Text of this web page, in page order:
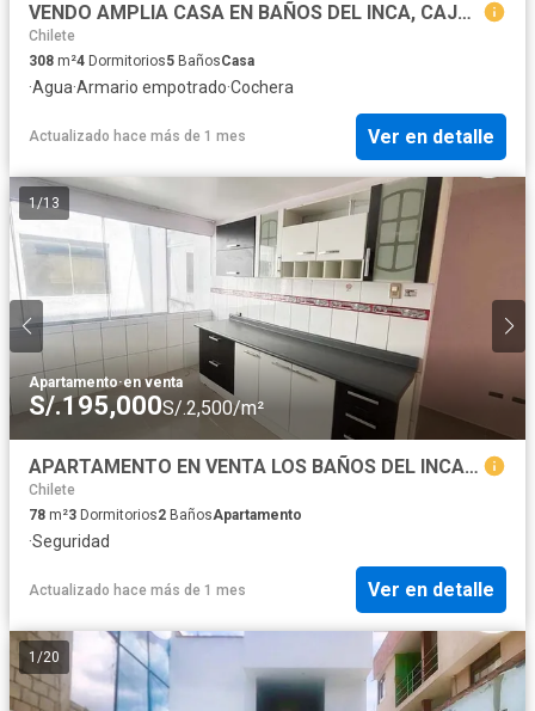
VENDO AMPLIA CASA EN BAÑOS DEL INCA, CAJAMARCA
Chilete
308 m²4 Dormitorios5 BañosCasa
·Agua·Armario empotrado·Cochera
Actualizado hace más de 1 mes Ver en detalle
1/13
Apartamento·en venta
S/.195,000S/.2,500/m²
APARTAMENTO EN VENTA LOS BAÑOS DEL INCA, CAJAMARCA
Chilete
78 m²3 Dormitorios2 BañosApartamento
·Seguridad
Actualizado hace más de 1 mes Ver en detalle
1 /20